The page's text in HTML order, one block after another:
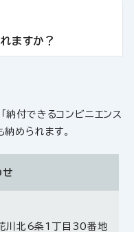
ますか？
納付できるコンビニエンス
納められます。
せ
北6条1丁目30番地